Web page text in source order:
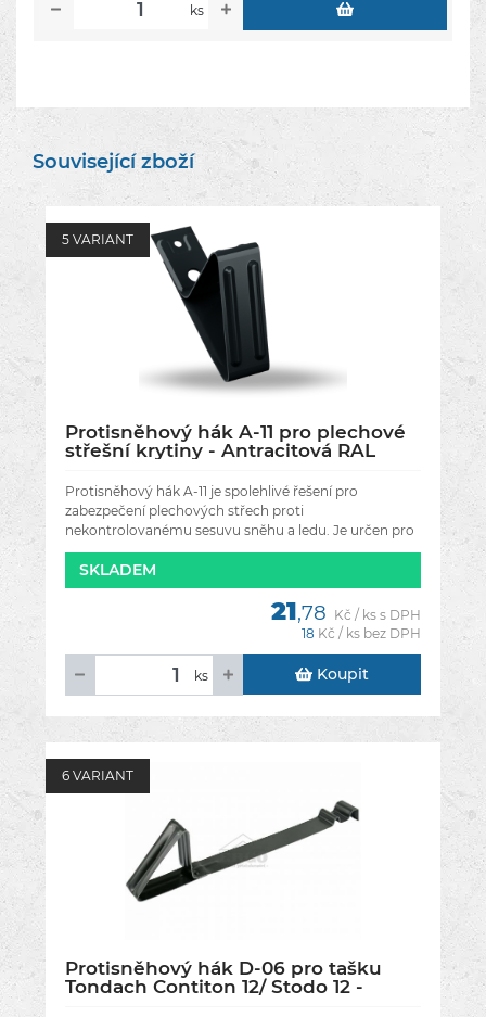
ks
Související zboží
5 VARIANT
Protisněhový hák A-11 pro plechové
střešní krytiny - Antracitová RAL
Protisněhový hák A-11 je spolehlivé řešení pro
zabezpečení plechových střech proti
nekontrolovanému sesuvu sněhu a ledu. Je určen pro
velkoformátové tvarované plechové krytiny
SKLADEM
21,78 Kč / ks s DPH
18 Kč / ks bez DPH
ks Koupit
6 VARIANT
Protisněhový hák D-06 pro tašku
Tondach Contiton 12/ Stodo 12 -